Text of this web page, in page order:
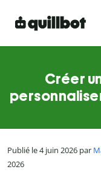
Créer
Publié le 4 juin 2026 par
2026